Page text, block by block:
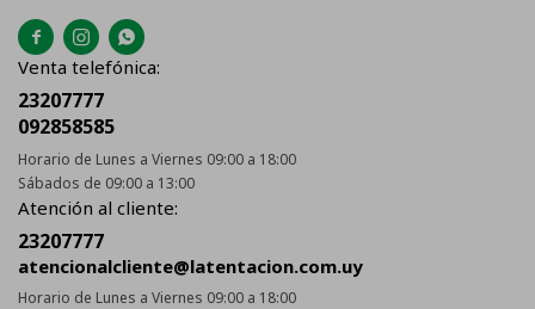
  
Venta telefónica:
23207777
092858585
Horario de Lunes a Viernes 09:00 a 18:00
Sábados de 09:00 a 13:00
Atención al cliente:
23207777
atencionalcliente@latentacion.com.uy
Horario de Lunes a Viernes 09:00 a 18:00